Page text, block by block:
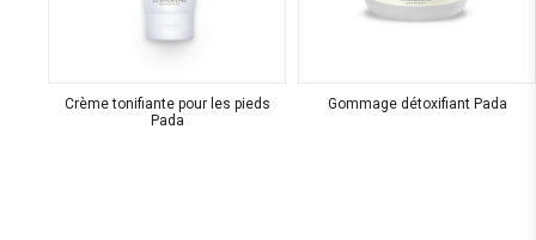
Crème tonifiante pour les pieds
Pada
Gommage détoxifiant Pada